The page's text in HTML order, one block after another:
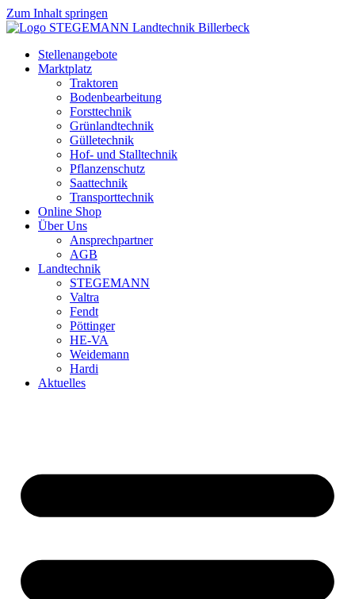
Zum Inhalt springen
Stellenangebote
Marktplatz
Traktoren
Bodenbearbeitung
Forsttechnik
Grünlandtechnik
Gülletechnik
Hof- und Stalltechnik
Pflanzenschutz
Saattechnik
Transporttechnik
Online Shop
Über Uns
Ansprechpartner
AGB
Landtechnik
STEGEMANN
Valtra
Fendt
Pöttinger
HE-VA
Weidemann
Hardi
Aktuelles